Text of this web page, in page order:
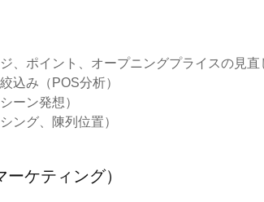
、ポイント、オープニングプライスの見直
込み（POS分析）
ーン発想）
ング、陳列位置）
ケティング）